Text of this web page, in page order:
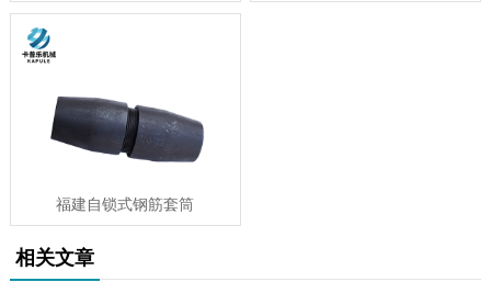
福建自锁式钢筋套筒
相关文章